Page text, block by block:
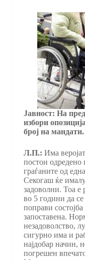
Јавност: На
избори
број на
Л.П.: Има
постои одредено
граѓаните од
Секогаш ќе
задоволни. Тоа е
во 5 години да
поправи
запоставена.
незадоволство,
сигурно има и
најдобар начин,
погрешен